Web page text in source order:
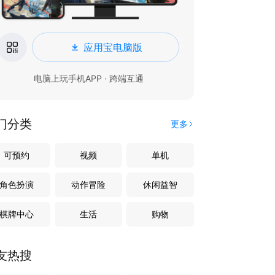
应用宝电脑版
电脑上玩手机APP · 跨端互通
分类 更多
可预约 视频 单机
角色扮演 动作冒险 休闲益智
棋牌中心 生活 购物
热搜